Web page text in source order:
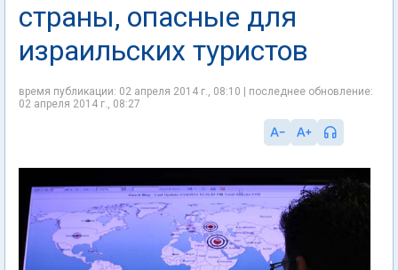
страны, опасные для
израильских туристов
время публикации: 02 апреля 2014 г., 08:10 | последнее обновление:
02 апреля 2014 г., 08:27